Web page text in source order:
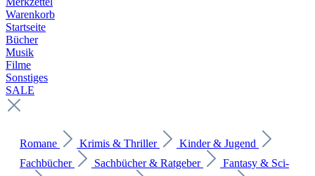
Warenkorb
Startseite
Bücher
Musik
Filme
Sonstiges
SALE
Romane Krimis & Thriller
Kinder & Jugend
Fachbücher
Sachbücher & Ratgeber
Fantasy & Sci-